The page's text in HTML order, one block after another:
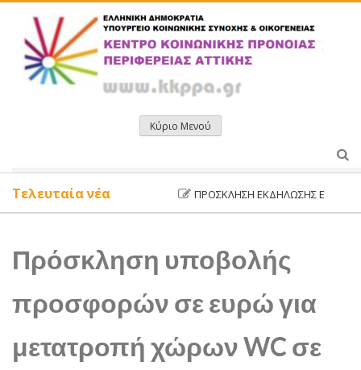
περιεχόμενο
Κύριο Μενού
ΠΡΌΣΚΛΗΣΗ ΕΚΔΉΛΩΣΗΣ
Τελευταία νέα
Πρόσκληση υποβολής
προσφορών σε ευρώ για
μετατροπή χώρων WC σε